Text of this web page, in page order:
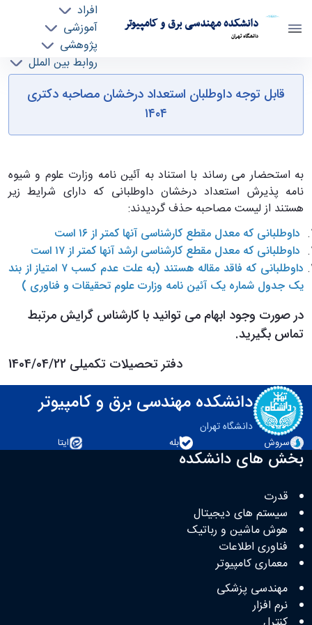
دانشکده مهندسی برق و کامپیوتر
دانشگاه تهران
افراد
آموزشی
پژوهشی
روابط بین الملل
خدمات
جذب نیرو
"قابل توجه داوطلبان استعداد درخشان مصاحبه
دکتری ١٤٠٤" - ece- دانشکده مهندسی برق و
قابل توجه داوطلبان استعداد درخشان مصاحبه دکتری
١٤٠٤
به استحضار می رساند با استناد به آئين نامه وزارت علوم و شيوه
نامه پذيرش استعداد درخشان داوطلبانی که دارای شرايط زير
هستند از ليست مصاحبه حذف گرديدند:
داوطلبانی که معدل مقطع کارشناسی آنها کمتر از ١٦ است
داوطلبانی که معدل مقطع کارشناسی ارشد آنها کمتر از ١٧ است
داوطلبانی که فاقد مقاله هستند (به علت عدم کسب ٧ امتياز از بند
يک جدول شماره يک آئين نامه وزارت علوم تحقيقات و فناوری )
در صورت وجود ابهام می توانيد با کارشناس گرايش مرتبط
تماس بگيريد.
دفتر تحصيلات تکميلی 1404/04/22
دانشکده مهندسی برق و کامپیوتر
دانشگاه تهران
سروش
بله ایتا
بخش های دانشکده
قدرت
سیستم های دیجیتال
هوش ماشین و رباتیک
فناوری اطلاعات
معماری کامپیوتر
مهندسی پزشکی
نرم افزار